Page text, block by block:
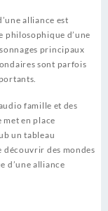
alliance est
philosophique d’une
principaux
sont parfois
famille et des
met en place
un tableau
découvrir des mondes
d’une alliance